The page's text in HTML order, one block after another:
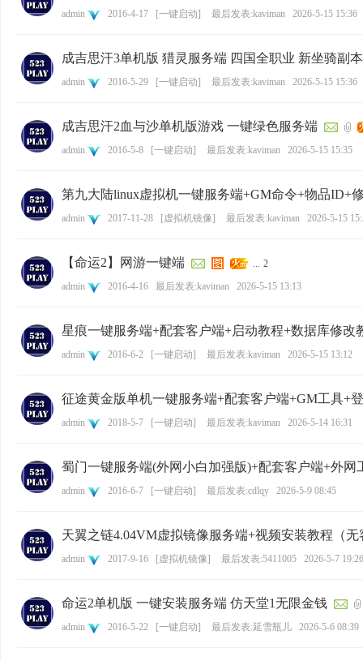
admin
2016-4-17 [一键启动] 最后发表:kaviman 2026-5-15 15:36
成吉思汗3单机版 猎灵服务端 四国全职业 新坐骑副本
admin 2016-5-29 [一键启动] 最后发表:kaviman 2026-5-15 15:36
成吉思汗2血与沙单机版游戏 一键绿色服务端
admin 2016-5-8 [一键启动] 最后发表:kaviman 2026-5-15 15:35
第九大陆linux虚拟机一键服务端+GM命令+物品ID+
admin 2017-11-28 [虚拟机镜像] 最后发表:kaviman 2026-5-15
【命运2】网游一键端 ... 2
admin
2016-4-16 最后发表:kaviman 2026-5-15 13:13
星痕一键服务端+配套客户端+启动教程+数据库修改
admin 2016-6-2 [一键启动] 最后发表:kaviman 2026-5-15 13:12
征途黄金版单机一键服务端+配套客户端+GM工具+
admin 2018-5-7 [一键启动] 最后发表:kaviman 2026-5-14 16:31
蜀门一键服务端(外网小白加强版)+配套客户端+外网
admin 2016-6-7 [一键启动] 最后发表:cdlqy 2026-5-9 08:45
天翼之链4.04VM虚拟镜像服务端+视频安装教程（
admin 2017-9-16 [虚拟机镜像] 最后发表:5411005 2026-5-7 19:26
命运2单机版 一键安装服务端 仿天堂1无限金钱
admin 2016-5-22 [一键启动] 最后发表:延雪瓶儿 2026-5-6 08:39